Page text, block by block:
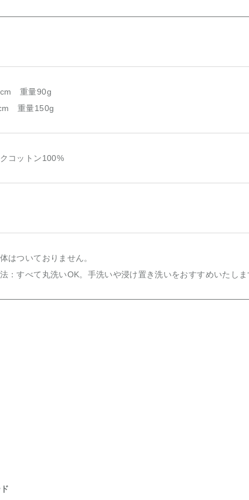
重量90g
重量150g
コットン100%
はついておりません。
：すべて丸洗いOK。手洗いや浸け置き洗いをおすすめいたし